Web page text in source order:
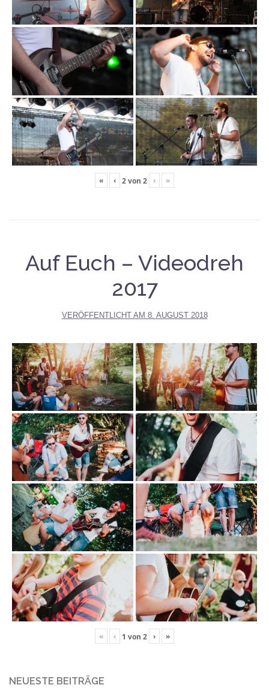
« ‹ 2von 2 › »
Auf Euch – Videodreh
2017
VERÖFFENTLICHT AM 8. AUGUST 2018
« ‹ 1 von 2 › »
NEUESTE BEITRÄGE